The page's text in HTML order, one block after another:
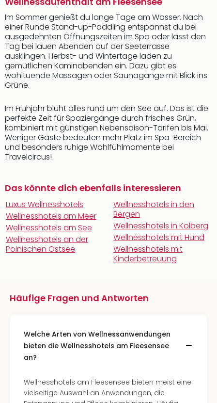
Im Sommer genießt du lange Tage am Wasser. Nach
einer Runde Stand-up-Paddling entspannst du bei
ausgedehnten Öffnungszeiten im Spa oder lässt den
Tag bei lauen Abenden auf der Seeterrasse
ausklingen. Herbst- und Wintertage laden zu
gemütlichen Kaminabenden ein. Dazu gibt es
wohltuende Massagen oder Saunagänge mit Blick ins
Grüne.
Im Frühjahr blüht alles rund um den See auf. Das ist die
perfekte Zeit für Spaziergänge durch frisches Grün,
kombiniert mit günstigen Nebensaison-Tarifen bis Mai.
Weniger Gäste bedeuten mehr Platz im Spa-Bereich
und besonders ruhige Wohlfühlmomente bei
Travelcircus!
Das könnte dich ebenfalls interessieren
Luxus Wellnesshotels
Wellnesshotels am Meer
Wellnesshotels am See
Wellnesshotels an der
Polnischen Ostsee
Wellnesshotels in den
Bergen
Wellnesshotels in Kolberg
Wellnesshotels mit Hund
Wellnesshotels mit
Kinderbetreuung
Häufige Fragen und Antworten
Welche Arten von Wellnessanwendungen
bieten die Wellnesshotels am Fleesensee
an?
Wellnesshotels am Fleesensee bieten meist eine
vielseitige Auswahl an Anwendungen, die